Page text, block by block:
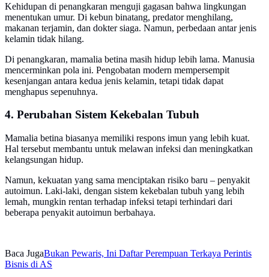
Kehidupan di penangkaran menguji gagasan bahwa lingkungan
menentukan umur. Di kebun binatang, predator menghilang,
makanan terjamin, dan dokter siaga. Namun, perbedaan antar jenis
kelamin tidak hilang.
Di penangkaran, mamalia betina masih hidup lebih lama. Manusia
mencerminkan pola ini. Pengobatan modern mempersempit
kesenjangan antara kedua jenis kelamin, tetapi tidak dapat
menghapus sepenuhnya.
4. Perubahan Sistem Kekebalan Tubuh
Mamalia betina biasanya memiliki respons imun yang lebih kuat.
Hal tersebut membantu untuk melawan infeksi dan meningkatkan
kelangsungan hidup.
Namun, kekuatan yang sama menciptakan risiko baru – penyakit
autoimun. Laki-laki, dengan sistem kekebalan tubuh yang lebih
lemah, mungkin rentan terhadap infeksi tetapi terhindari dari
beberapa penyakit autoimun berbahaya.
Baca JugaBukan Pewaris, Ini Daftar Perempuan Terkaya Perintis
Bisnis di AS